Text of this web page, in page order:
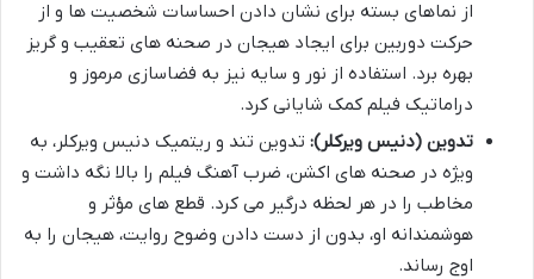
از نماهای بسته برای نشان دادن احساسات شخصیت ها و از
حرکت دوربین برای ایجاد هیجان در صحنه های تعقیب و گریز
بهره برد. استفاده از نور و سایه نیز به فضاسازی مرموز و
دراماتیک فیلم کمک شایانی کرد.
تدوین (دنیس ویرکلر): تدوین تند و ریتمیک دنیس ویرکلر، به
ویژه در صحنه های اکشن، ضرب آهنگ فیلم را بالا نگه داشت و
مخاطب را در هر لحظه درگیر می کرد. قطع های مؤثر و
هوشمندانه او، بدون از دست دادن وضوح روایت، هیجان را به
اوج رساند.